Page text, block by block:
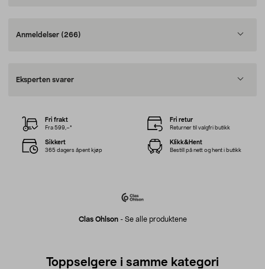
Anmeldelser (266)
Eksperten svarer
Clas Ohlson- Se alle produktene
Fri frakt
Fra 599,–*
Fri retur
Returner til valgfri butikk
Sikkert
365 dagers åpent kjøp
Klikk&Hent
Bestill på nett og hent i butikk
Toppselgere i samme kategori